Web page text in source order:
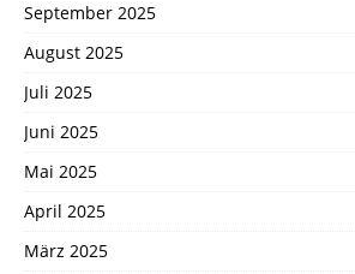
September 2025
August 2025
Juli 2025
Juni 2025
Mai 2025
April 2025
März 2025